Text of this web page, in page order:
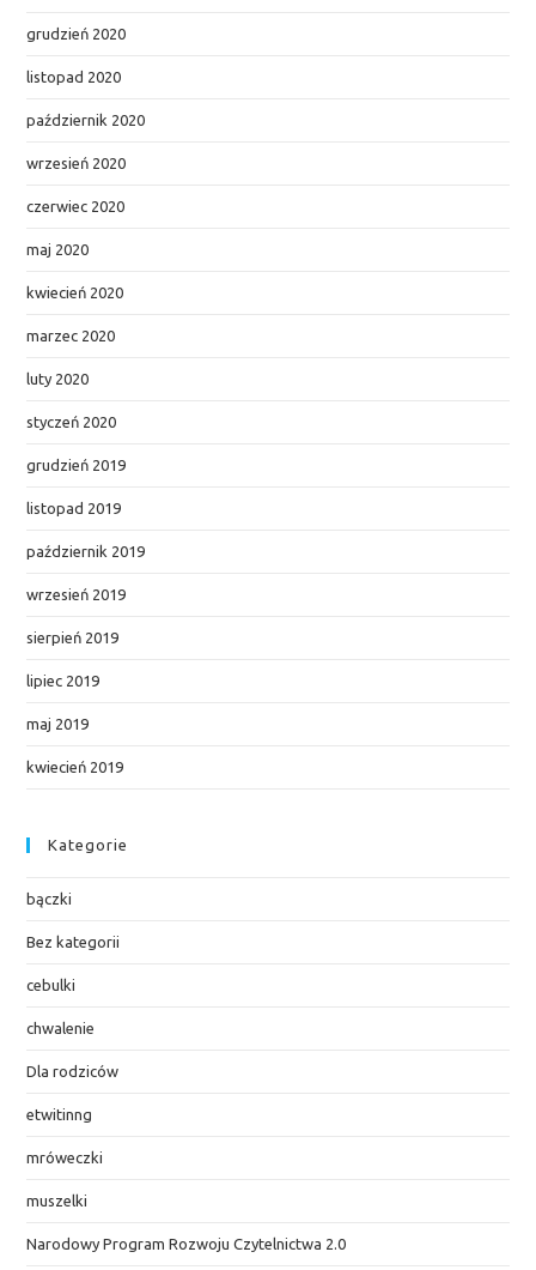
grudzień 2020
listopad 2020
październik 2020
wrzesień 2020
czerwiec 2020
maj 2020
kwiecień 2020
marzec 2020
luty 2020
styczeń 2020
grudzień 2019
listopad 2019
październik 2019
wrzesień 2019
sierpień 2019
lipiec 2019
maj 2019
kwiecień 2019
Kategorie
bączki
Bez kategorii
cebulki
chwalenie
Dla rodziców
etwitinng
mróweczki
muszelki
Narodowy Program Rozwoju Czytelnictwa 2.0